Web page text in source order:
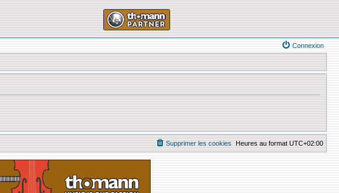
Connexion
Heures au format UTC+02:00
Supprimer les cookies